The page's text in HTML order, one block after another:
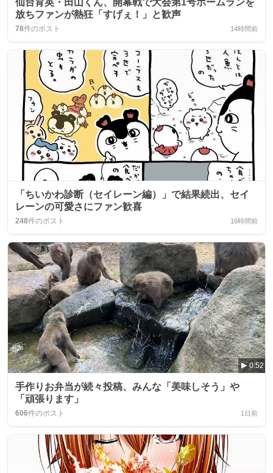
仙台育英・田山くん、開幕戦で大会第1号ホームランを
放ちファンが熱狂「すげぇ！」と歓声
78件のポスト 14時間前
「ちいかわ診断（セイレーン編）」で結果続出、セイ
レーンの可愛さにファン歓喜
248件のポスト 16時間前
0:52
手作りお弁当が続々投稿、みんな「美味しそう」や
「頑張ります」
606件のポスト 1日前